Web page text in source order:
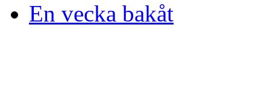
En vecka bakåt